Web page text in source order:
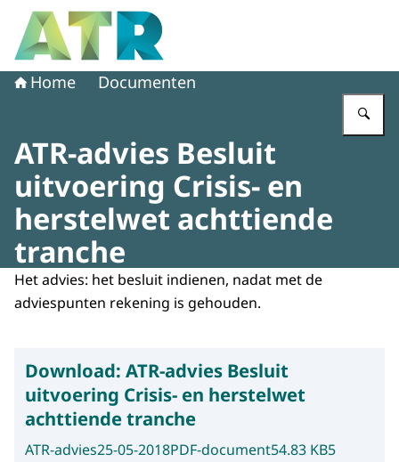
Naar de homepage van Adviescollege toetsing regeldruk
Home Documenten
ATR-advies Besluit
uitvoering Crisis- en
herstelwet achttiende
tranche
Het advies: het besluit indienen, nadat met de
adviespunten rekening is gehouden.
Download: ATR-advies Besluit
uitvoering Crisis- en herstelwet
achttiende tranche
ATR-advies25-05-2018PDF-document54.83 KB5